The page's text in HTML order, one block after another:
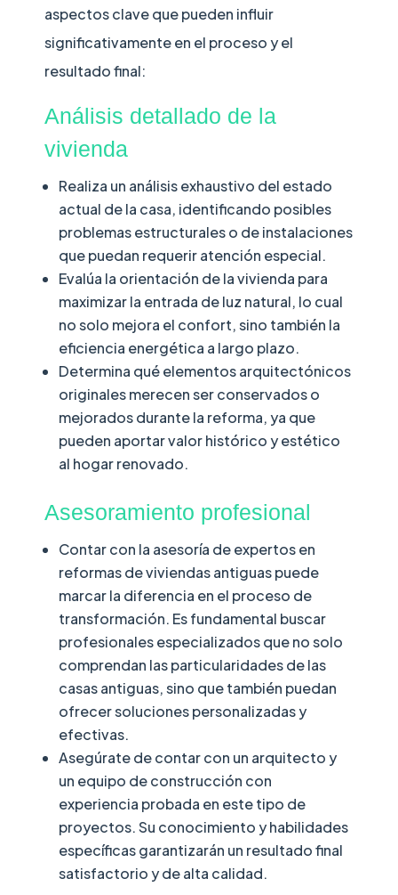
aspectos clave que pueden influir
significativamente en el proceso y el
resultado final:
Análisis detallado de la
vivienda
Realiza un análisis exhaustivo del estado
actual de la casa, identificando posibles
problemas estructurales o de instalaciones
que puedan requerir atención especial.
Evalúa la orientación de la vivienda para
maximizar la entrada de luz natural, lo cual
no solo mejora el confort, sino también la
eficiencia energética a largo plazo.
Determina qué elementos arquitectónicos
originales merecen ser conservados o
mejorados durante la reforma, ya que
pueden aportar valor histórico y estético
al hogar renovado.
Asesoramiento profesional
Contar con la asesoría de expertos en
reformas de viviendas antiguas puede
marcar la diferencia en el proceso de
transformación. Es fundamental buscar
profesionales especializados que no solo
comprendan las particularidades de las
casas antiguas, sino que también puedan
ofrecer soluciones personalizadas y
efectivas.
Asegúrate de contar con un arquitecto y
un equipo de construcción con
experiencia probada en este tipo de
proyectos. Su conocimiento y habilidades
específicas garantizarán un resultado final
satisfactorio y de alta calidad.